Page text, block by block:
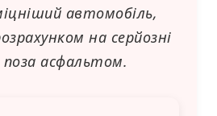
автомобіль,
на серйозні
асфальтом.